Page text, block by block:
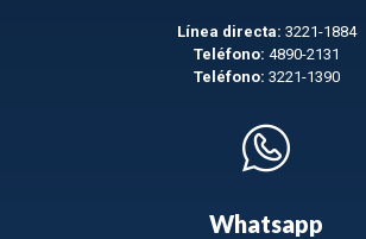
Línea directa: 3221-1884
Teléfono: 4890-2131
Teléfono: 3221-1390
Whatsapp